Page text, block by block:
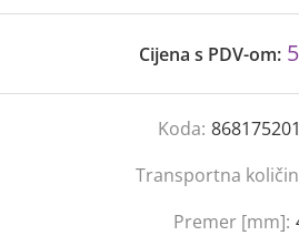
Cijena s PDV-om:
Koda:
Transportna
Premer [mm]: